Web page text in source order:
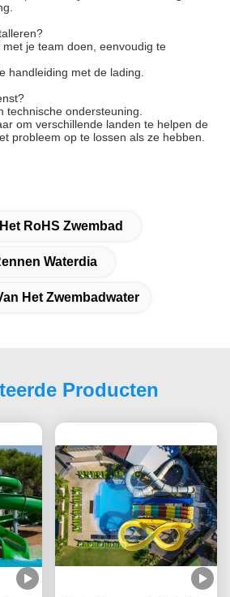
je team doen, eenvoudig te
handleiding met de lading.
technische ondersteuning.
om verschillende landen te helpen de
probleem op te lossen als ze hebben.
RoHS Zwembad
Waterdia
Het Zwembadwater
Producten